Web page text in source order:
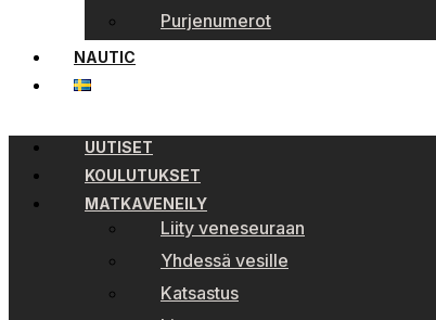
Purjenumerot
NAUTIC
UUTISET
KOULUTUKSET
MATKAVENEILY
Liity veneseuraan
Yhdessä vesille
Katsastus